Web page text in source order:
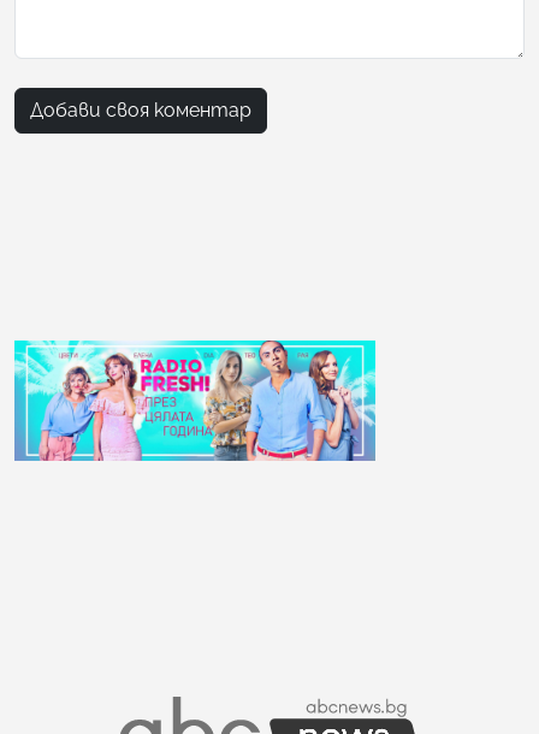
Добави своя коментар